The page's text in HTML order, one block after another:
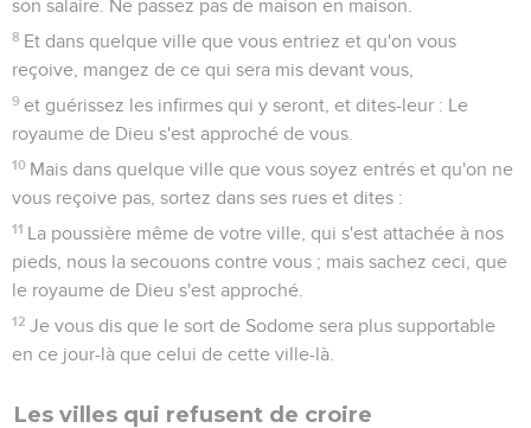
son salaire. Ne passez pas de maison en maison.
8 Et dans quelque ville que vous entriez et qu'on vous
reçoive, mangez de ce qui sera mis devant vous,
9 et guérissez les infirmes qui y seront, et dites-leur : Le
royaume de Dieu s'est approché de vous.
10 Mais dans quelque ville que vous soyez entrés et qu'on ne
vous reçoive pas, sortez dans ses rues et dites :
11 La poussière même de votre ville, qui s'est attachée à nos
pieds, nous la secouons contre vous ; mais sachez ceci, que
le royaume de Dieu s'est approché.
12 Je vous dis que le sort de Sodome sera plus supportable
en ce jour-là que celui de cette ville-là.
Les villes qui refusent de croire